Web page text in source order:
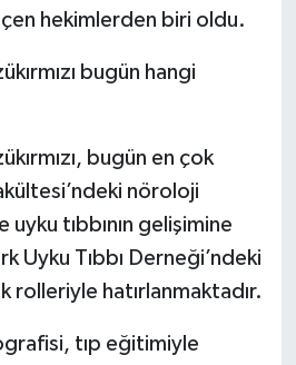
hekimlerden biri oldu.
bugün hangi
bugün en çok
nöroloji
uyku tıbbının gelişimine
Uyku Tıbbı Derneği’ndeki
rolleriyle hatırlanmaktadır.
tıp eğitimiyle